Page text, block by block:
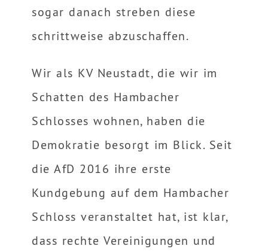
sogar danach streben diese
schrittweise abzuschaffen.
Wir als KV Neustadt, die wir im
Schatten des Hambacher
Schlosses wohnen, haben die
Demokratie besorgt im Blick. Seit
die AfD 2016 ihre erste
Kundgebung auf dem Hambacher
Schloss veranstaltet hat, ist klar,
dass rechte Vereinigungen und